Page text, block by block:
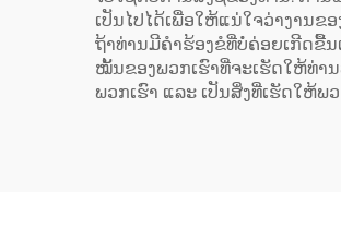
ເປັນໄປໄດ້ເພື່ອໃຫ້ແນ່ໃຈວ່າງານ
ຖ້າທ່ານມີຄຳຮ້ອງຂໍທີ່ບໍ່ຄ່ອຍເກີດຂື້
ໝັ້ນຂອງພວກເຮົາທີ່ຈະເຮັດໃຫ້ທ່າ
ພວກເຮົາ ແລະ ເປັນສິ່ງທີ່ເຮັດໃຫ້ພ